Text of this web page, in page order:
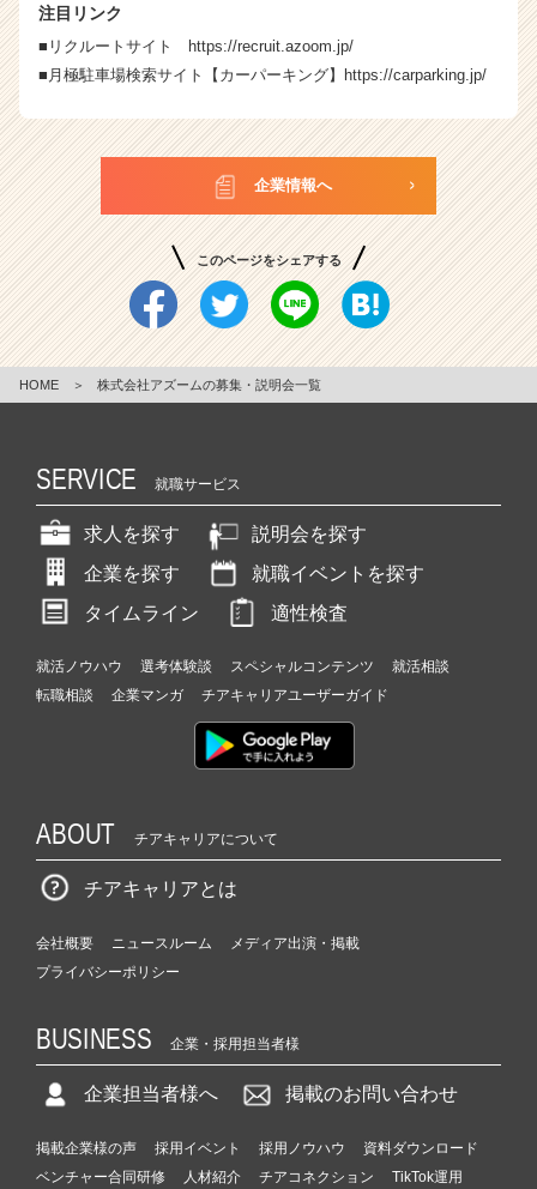
注目リンク
■リクルートサイト
https://recruit.azoom.jp/
■月極駐車場検索サイト【カーパーキング】
https://carparking.jp/
企業情報へ
このページをシェアする
HOME ＞ 株式会社アズームの募集・説明会一覧
SERVICE 就職サービス
求人を探す
説明会を探す
企業を探す
就職イベントを探す
タイムライン
適性検査
就活ノウハウ 選考体験談 スペシャルコンテンツ
就活相談
転職相談
企業マンガ チアキャリアユーザーガイド
ABOUT チアキャリアについて
チアキャリアとは
会社概要 ニュースルーム
メディア出演・掲載
プライバシーポリシー
BUSINESS 企業・採用担当者様
企業担当者様へ 掲載のお問い合わせ
掲載企業様の声 採用イベント 採用ノウハウ
資料ダウンロード
ベンチャー合同研修
人材紹介 チアコネクション TikTok運用